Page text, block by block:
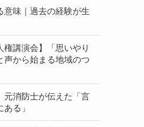
意味｜過去の経験が生
権講演会】「思いやり
声から始まる地域のつ
元消防士が伝えた「言
る」